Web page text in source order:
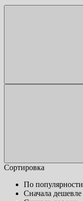
Сортировка
По популярности
Сначала дешевле